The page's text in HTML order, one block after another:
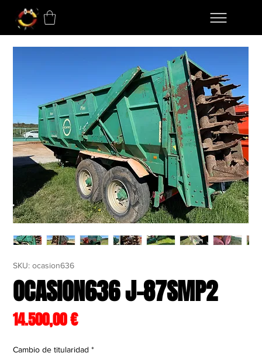
SKU: ocasion636
OCASION636 J-87SMP2
14.500,00 €Precio
Cambio de titularidad *